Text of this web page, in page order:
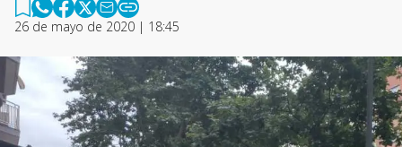
26 de mayo de 2020 | 18:45